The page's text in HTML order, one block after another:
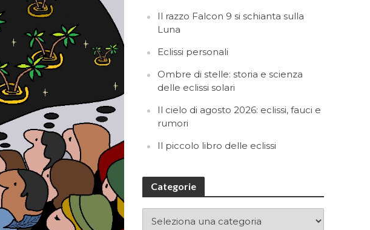
Il razzo Falcon 9 si schianta sulla
Luna
Eclissi personali
Ombre di stelle: storia e scienza
delle eclissi solari
Il cielo di agosto 2026: eclissi, fauci e
rumori
Il piccolo libro delle eclissi
Categorie